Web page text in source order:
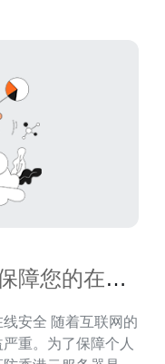
障您的在线
互联网的
重。为了保障个人